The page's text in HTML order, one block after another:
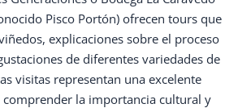
Pisco Portón) ofrecen tours que
explicaciones sobre el proceso
de diferentes variedades de
visitas representan una excelente
la importancia cultural y